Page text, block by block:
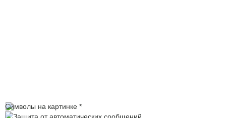
Символы на картинке *